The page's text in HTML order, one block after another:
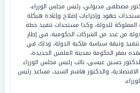
مصطفى مدبولي، رئيس مجلس الوزراء،
جهود وإجراءات إصلاح وإعادة هيكلة
المملوكة للدولة، وكذا مستجدات تنفيذ خطة
من عدد من الشركات الحكومية، في إطار
وثيقة سياسة ملكية الدولة، وذلك في
بمقر الحكومة بمدينة العلمين الجديدة،
حسين عيسى، نائب رئيس مجلس الوزراء
والدكتور هاشم السيد، مساعد رئيس